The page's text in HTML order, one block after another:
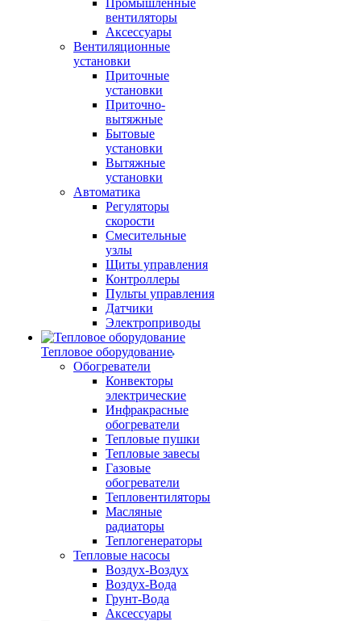
Промышленные
вентиляторы
Аксессуары
Вентиляционные
установки
Приточные
установки
Приточно-
вытяжные
Бытовые
установки
Вытяжные
установки
Автоматика
Регуляторы
скорости
Смесительные
узлы
Щиты управления
Контроллеры
Пульты управления
Датчики
Электроприводы
Тепловое оборудование
Обогреватели
Конвекторы
электрические
Инфракрасные
обогреватели
Тепловые пушки
Тепловые завесы
Газовые
обогреватели
Тепловентиляторы
Масляные
радиаторы
Теплогенераторы
Тепловые насосы
Воздух-Воздух
Воздух-Вода
Грунт-Вода
Аксессуары